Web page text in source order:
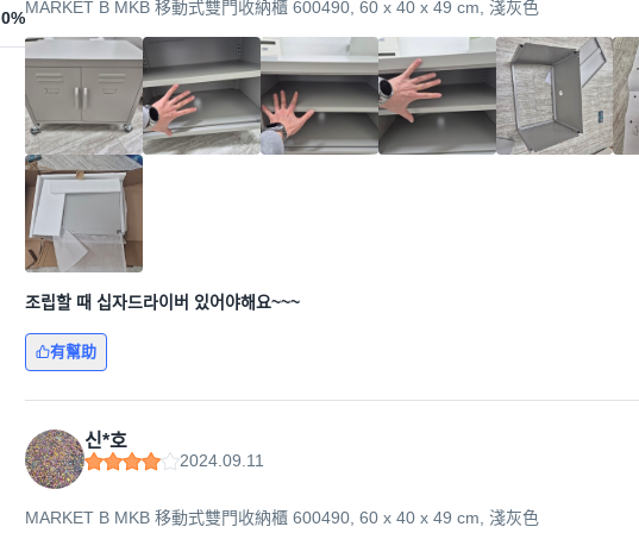
0%
MARKET B MKB 移動式雙門收納櫃 600490, 60 x 40 x 49 cm, 淺灰色
조립할 때 십자드라이버 있어야해요~~~
有幫助
신*호
2024.09.11
MARKET B MKB 移動式雙門收納櫃 600490, 60 x 40 x 49 cm, 淺灰色